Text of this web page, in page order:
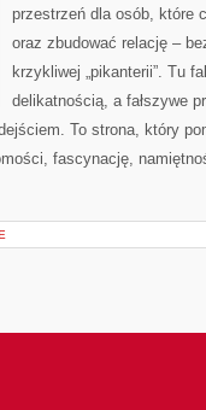
przestrzeń dla osób, które
oraz zbudować relację –
krzykliwej „pikanterii”. Tu
delikatnością, a fałszywe
To strona, który
fascynację,